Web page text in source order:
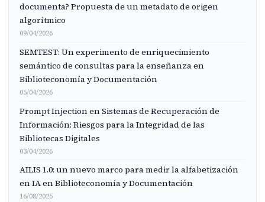
documenta? Propuesta de un metadato de origen
algorítmico
09/04/2026
SEMTEST: Un experimento de enriquecimiento
semántico de consultas para la enseñanza en
Biblioteconomía y Documentación
05/04/2026
Prompt Injection en Sistemas de Recuperación de
Información: Riesgos para la Integridad de las
Bibliotecas Digitales
03/04/2026
AILIS 1.0: un nuevo marco para medir la alfabetización
en IA en Biblioteconomía y Documentación
16/08/2025